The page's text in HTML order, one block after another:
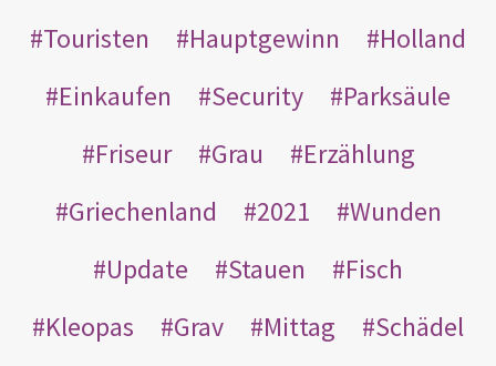
Touristen
Hauptgewinn
Holland
Einkaufen
Security
Parksäule
Friseur
Grau
Erzählung
Griechenland
2021
Wunden
Update
Stauen
Fisch
Kleopas
Grav Mittag
Schädel